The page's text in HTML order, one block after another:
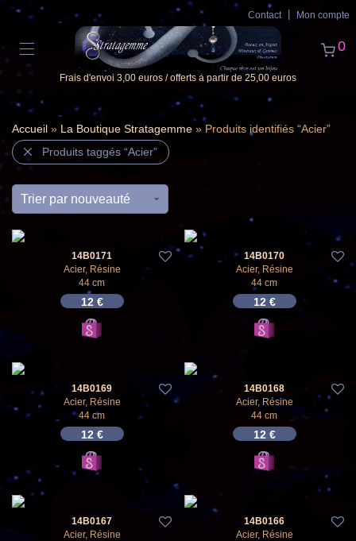
Contact Mon compte
0
Frais d'envoi 3,00 euros / offerts à partir de 25,00 euros
Accueil » La Boutique Stratagemme » Produits identifiés “Acier”
Produits taggés “Acier”
14B0171
Acier, Résine
44 cm
12 €
14B0170
Acier, Résine
44 cm
12 €
14B0169
Acier, Résine
44 cm
12 €
14B0168
Acier, Résine
44 cm
12 €
14B0167
Acier, Résine
14B0166
Acier, Résine